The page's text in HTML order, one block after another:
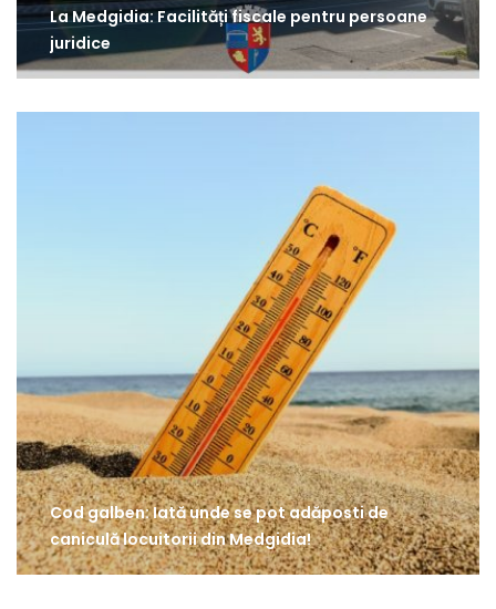
La Medgidia: Facilități fiscale pentru persoane
juridice
Cod galben: Iată unde se pot adăposti de
caniculă locuitorii din Medgidia!